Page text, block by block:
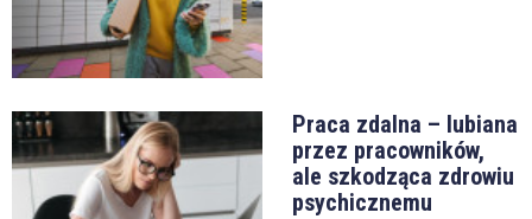
Praca zdalna – lubiana
przez pracowników,
ale szkodząca zdrowiu
psychicznemu